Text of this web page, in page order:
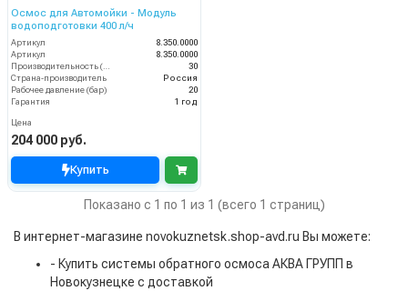
Осмос для Автомойки - Модуль
водоподготовки 400 л/ч
Артикул
8.350.0000
Артикул
8.350.0000
30
Страна-производитель
Россия
Рабочее давление (бар)
20
Гарантия
1 год
Цена
204 000 руб.
Купить
Показано с 1 по 1 из 1 (всего 1 страниц)
В интернет-магазине novokuznetsk.shop-avd.ru Вы можете:
- Купить системы обратного осмоса АКВА ГРУПП в
Новокузнецке с доставкой